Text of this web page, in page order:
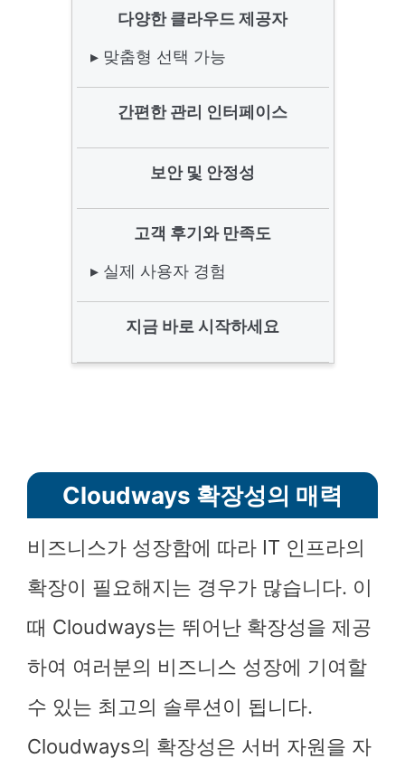
다양한 클라우드 제공자
▸ 맞춤형 선택 가능
간편한 관리 인터페이스
보안 및 안정성
고객 후기와 만족도
▸ 실제 사용자 경험
지금 바로 시작하세요
Cloudways 확장성의 매력
비즈니스가 성장함에 따라 IT 인프라의
확장이 필요해지는 경우가 많습니다. 이
때 Cloudways는 뛰어난 확장성을 제공
하여 여러분의 비즈니스 성장에 기여할
수 있는 최고의 솔루션이 됩니다.
Cloudways의 확장성은 서버 자원을 자